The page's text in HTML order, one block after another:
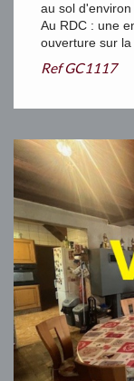
au sol
Au RDC : une
ouverture sur la
RefGC1117